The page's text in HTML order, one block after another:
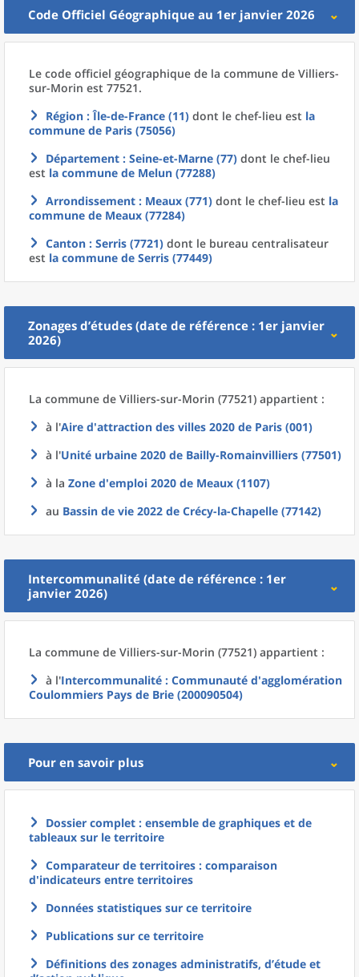
Code Officiel Géographique au 1er janvier 2026
Le code officiel géographique de la commune de Villiers-
sur-Morin est 77521.
Région : Île-de-France (11) dont le chef-lieu est la
commune de Paris (75056)
Département : Seine-et-Marne (77) dont le chef-lieu
est la commune de Melun (77288)
Arrondissement : Meaux (771) dont le chef-lieu est la
commune de Meaux (77284)
Canton : Serris (7721) dont le bureau centralisateur
est la commune de Serris (77449)
Zonages d’études (date de référence : 1er janvier
2026)
La commune de Villiers-sur-Morin (77521) appartient :
à l'Aire d'attraction des villes 2020 de Paris (001)
à l'Unité urbaine 2020 de Bailly-Romainvilliers (77501)
à la Zone d'emploi 2020 de Meaux (1107)
au Bassin de vie 2022 de Crécy-la-Chapelle (77142)
Intercommunalité (date de référence : 1er
janvier 2026)
La commune de Villiers-sur-Morin (77521) appartient :
à l'Intercommunalité : Communauté d'agglomération
Coulommiers Pays de Brie (200090504)
Pour en savoir plus
Dossier complet : ensemble de graphiques et de
tableaux sur le territoire
Comparateur de territoires : comparaison
d'indicateurs entre territoires
Données statistiques sur ce territoire
Publications sur ce territoire
Définitions des zonages administratifs, d’étude et